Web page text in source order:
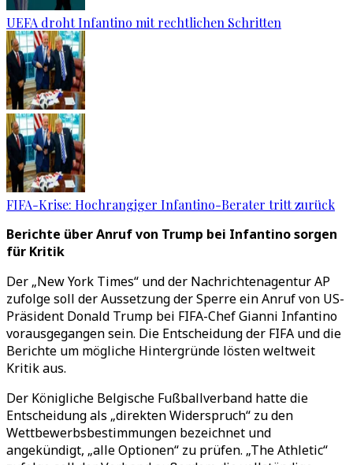
UEFA droht Infantino mit rechtlichen Schritten
FIFA-Krise: Hochrangiger Infantino-Berater tritt zurück
Berichte über Anruf von Trump bei Infantino sorgen
für Kritik
Der „New York Times“ und der Nachrichtenagentur AP
zufolge soll der Aussetzung der Sperre ein Anruf von US-
Präsident Donald Trump bei FIFA-Chef Gianni Infantino
vorausgegangen sein. Die Entscheidung der FIFA und die
Berichte um mögliche Hintergründe lösten weltweit
Kritik aus.
Der Königliche Belgische Fußballverband hatte die
Entscheidung als „direkten Widerspruch“ zu den
Wettbewerbsbestimmungen bezeichnet und
angekündigt, „alle Optionen“ zu prüfen. „The Athletic“